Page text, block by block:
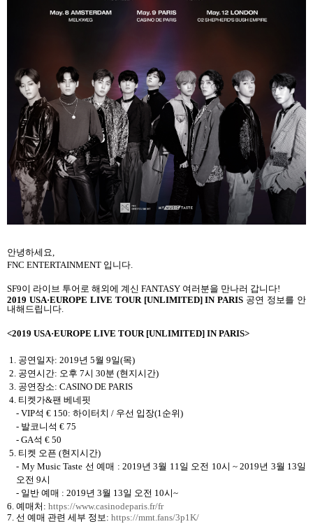
안녕하세요,
FNC ENTERTAINMENT 입니다.
SF9이 라이브 투어로 해외에 계신 FANTASY 여러분을 만나러 갑니다!
2019 USA·EUROPE LIVE TOUR [UNLIMITED] IN PARIS 공연 정보를 안
내해드립니다.
<2019 USA·EUROPE LIVE TOUR [UNLIMITED] IN PARIS>
1. 공연일자: 2019년 5월 9일(목)
2. 공연시간: 오후 7시 30분 (현지시간)
3. 공연장소: CASINO DE PARIS
4. 티켓가&팬 베네핏
- VIP석€ 150:하이터치/ 우선 입장(1순위)
- 발코니석€ 75
- GA석€ 50
5. 티켓 오픈 (현지시간)
- My Music Taste 선 예매 : 2019년3월 11일 오전 10시 ~ 2019년 3월 13일
오전 9시
- 일반 예매 : 2019년3월 13일 오전 10시~
6. 예매처 : https://www.casinodeparis.fr/fr
7. 선 예매 관련 세부 정보: https://mmt.fans/3p1K/